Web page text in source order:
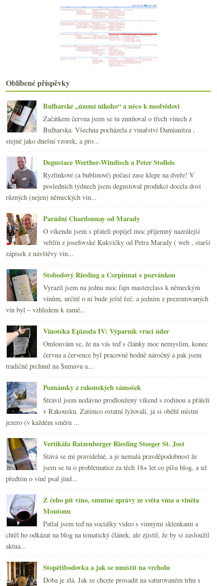
(18)
►února(20)
►ledna
►2017(240)
►2016(250)
2015(251)
►2014
►2013(249)
►2012(254)
►2011(252)
► 2010 (249)
2009 (249)
►2008(270)
►2007(108)
Oblíbené příspěvky
Bulharské „území nikoho“ a něco k medvědovi
Začátkem června jsem se tu zmiňoval o třech vínech z
Bulharska. Všechna pocházela z vinařství Damianitza ,
stejně jako dnešní vzorek, a pro...
Degustace Werther-Windisch a Peter Stolleis
Ryzlinkové (a bublinové) počasí zase klepe na dveře! V
posledních týdnech jsem degustoval produkci docela dost
různých (nejen) německých vin...
Parádní Chardonnay od Marady
O víkendu jsem s přáteli popíjel moc příjemný nazrálejší
veltlín z josefovské Kukvičky od Petra Marady ( web , starší
zápisek z návštěvy vin...
Stobodový Riesling a Corpinnat s pozvánkou
Vyrazil jsem na jednu moc fajn masterclass k německým
vínům, určitě o ní bude ještě řeč, a jedním z prezentovaných
vín byl – vzhledem k zamě...
Vinotéka Epizoda IV: Výparník vrací úder
Omlouvám se, že na vás teď s články moc nemyslím, konec
června a července byl pracovně hodně náročný a pak jsem
tradičně prchnul na Šumavu a...
Poznámky z rakouských sámošek
Strávil jsem nedávno prodloužený víkend s rodinou a přáteli
v Rakousku. Zatímco ostatní lyžovali, já si oběhl místní
jezero (v každém směru ...
Vertikála Ratzenberger Riesling Steeger St. Jost
Stává se mi pravidelně, a je nemalá pravděpodobnost že
jsem se tu o problematice za těch 18+ let co píšu blog, a už
předtím o víně psal jind...
Z čeho pít víno, smutné zprávy ze světa vína a viněta
Moutonu
Patlal jsem teď na sociálky video s vinnými sklenkami a
chtěl ho odkázat na blog na tematický článek, ale zjistil, že by si zasloužil
aktua...
Stopětibodovka a jak se umístit na vrcholu
Doba je zlá. Jak se chcete prosadit na saturovaném trhu s